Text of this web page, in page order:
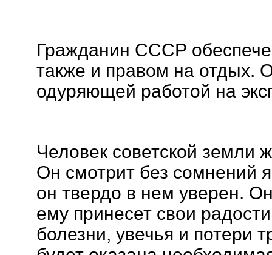
Гражданин СССР
также и правом на отдых.
одуряющей работой на
Человек советской земли
Он смотрит без сомнений
он твердо в нем уверен.
ему принесет свои
болезни, увечья и потери